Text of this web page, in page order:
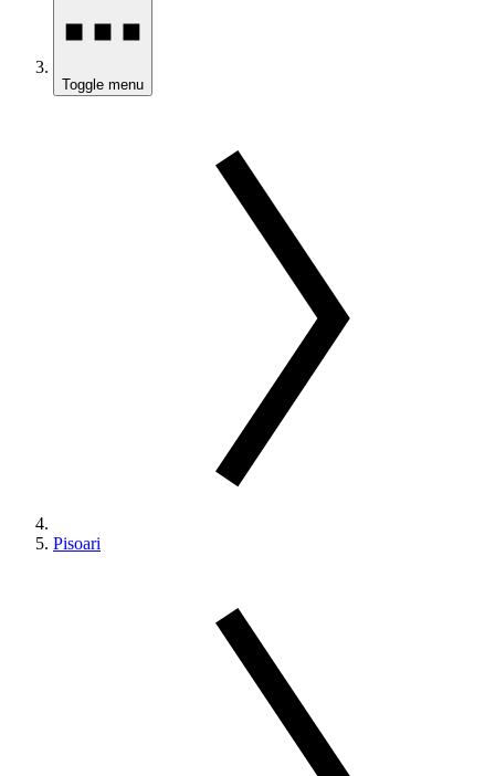
Toggle menu
Pisoari